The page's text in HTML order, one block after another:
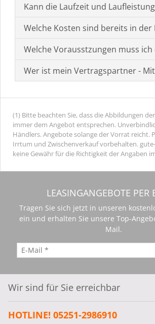
Kann die Laufzeit und
Welche Kosten sind bereits in
Welche Vorausstzungen muss
Wer ist mein Vertragspartner -
(1) Bitte beachten Sie, dass die Abbildungen
immer dem Angebot entsprechen.
Händlers. Angebote solange der Vorrat reicht.
Irrtum und Zwischenverkauf vorbehalten.
keine Gewähr für die Richtigkeit der Angaben
LEASINGANGEBOTE PER
Tragen Sie sich jetzt in unseren
ein und erhalten Sie unsere Top-
Mail.
Wir sind für Sie erreichbar
HOTLINE! 05251-2986910